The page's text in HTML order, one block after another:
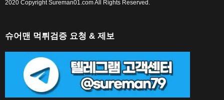
2020 CopyrightSureman01.comAll Rights Reserved.
슈어맨 먹튀검증 요청 & 제보